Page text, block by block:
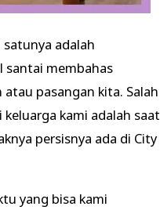
satunya adalah
santai membahas
pasangan kita. Salah
kami adalah saat
persisnya ada di City
yang bisa kami